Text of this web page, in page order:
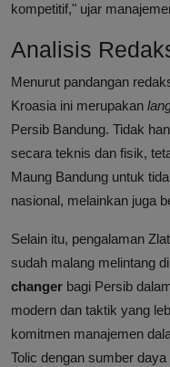
kompetitif," ujar
Analisis
Menurut pandangan
Kroasia ini merupakan
Persib Bandung. Tidak
secara teknis dan fisik,
Maung Bandung untuk
nasional, melainkan juga
Selain itu, pengalaman
sudah malang melintang
changer bagi Persib
modern dan taktik yang
komitmen manajemen
Tolic dengan sumber